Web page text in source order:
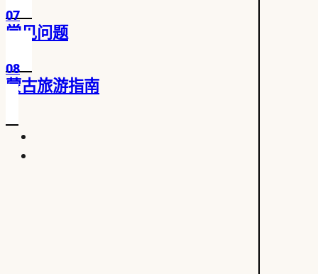
07
常见问题
08
蒙古旅游指南